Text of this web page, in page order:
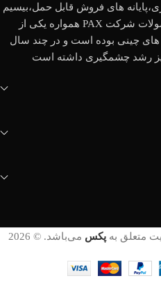
های فروش قابل حمل،بیسیم
و غیر تماسی اشاره نمود. محصولات شرکت PAX همواره یکی از
های چینی بوده است و در چند سال
نیز رشد چشمگیری داشته است
متعلق به پکس می‌باشد. © 2026